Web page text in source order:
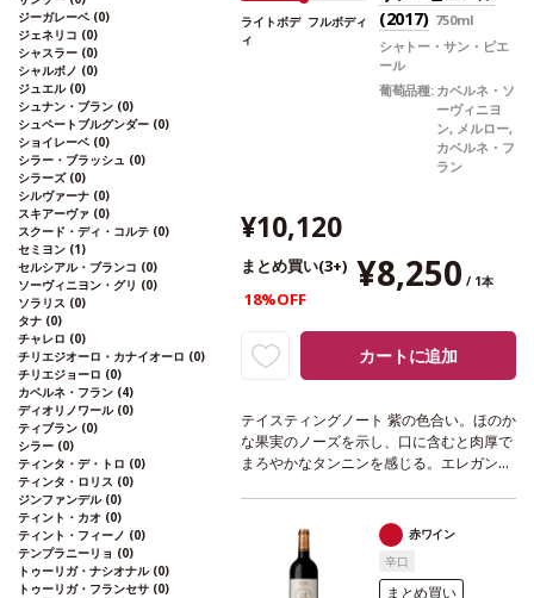
ジーガレーベ (0)
ジェネリコ (0)
シャスラー (0)
シャルボノ (0)
ジュエル (0)
シュナン・ブラン (0)
シュペートブルグンダー (0)
ショイレーベ (0)
シラー・ブラッシュ (0)
シラーズ (0)
シルヴァーナ (0)
スキアーヴァ (0)
スクード・ディ・コルテ (0)
セミヨン (1)
セルシアル・ブランコ (0)
ソーヴィニヨン・グリ (0)
ソラリス (0)
タナ (0)
チャレロ (0)
チリエジオーロ・カナイオーロ (0)
チリエジョーロ (0)
カベルネ・フラン (4)
ディオリノワール (0)
ティブラン (0)
シラー (0)
ティンタ・デ・トロ (0)
ティンタ・ロリス (0)
ジンファンデル (0)
ティント・カオ (0)
ティント・フィーノ (0)
テンプラニーリョ (0)
トゥーリガ・ナシオナル (0)
トゥーリガ・フランセサ (0)
ライトボデ
ィ
フルボディ
(2017) 750ml
シャトー・サン・ピエ
ール
葡萄品種: カベルネ・ソ
ーヴィニヨ
ン, メルロー,
カベルネ・フ
ラン
¥10,120
まとめ買い(3+) ¥8,250 / 1本
18%OFF
カートに追加
テイスティングノート 紫の色合い。ほのか
な果実のノーズを示し、口に含むと肉厚で
まろやかなタンニンを感じる。エレガント
身肉、家きん料理などと好相性葡萄品種6
0% カベルネ・ソーヴィニヨン、35% メル
ロー、5% カベルネ・フラン
ージが在庫切れの場合、在庫があり価格が
同様の場合は自動的に次のヴィンテージに
赤ワイン
辛口
まとめ買い